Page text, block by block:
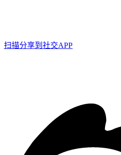
扫描分享到社交APP